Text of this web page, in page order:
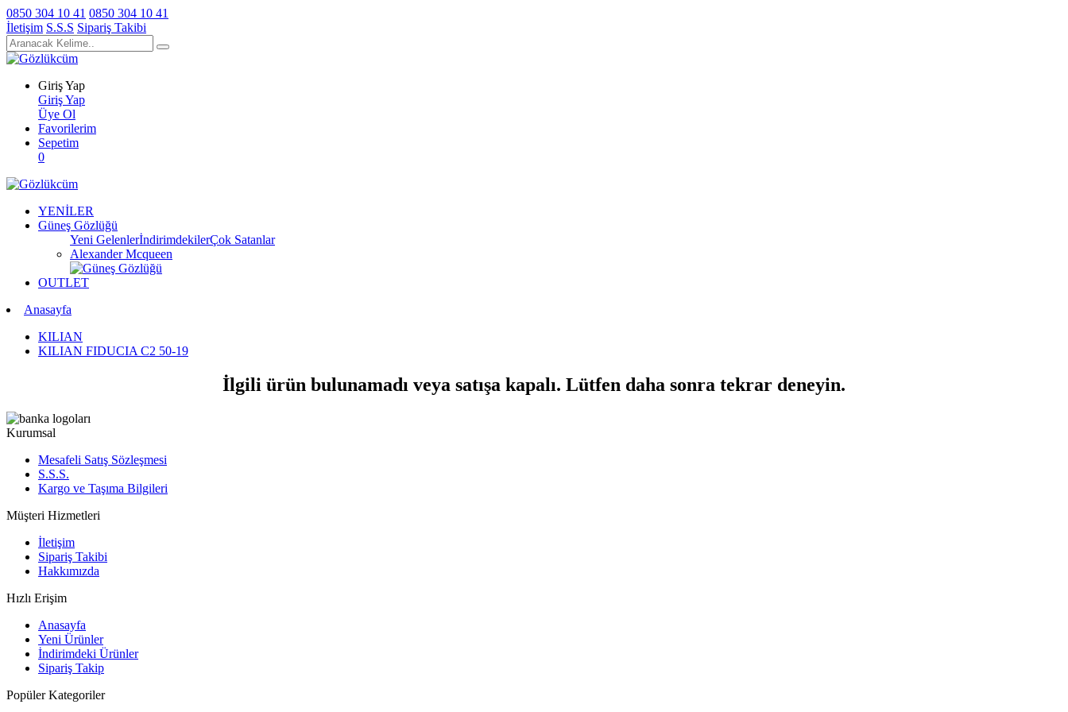
0850 304 10 41 0850 304 10 41
İletişim S.S.S Sipariş Takibi
Giriş Yap
Giriş Yap
Üye Ol
Favorilerim
Sepetim
0
YENİLER
Güneş Gözlüğü
Yeni GelenlerİndirimdekilerÇok Satanlar
Alexander Mcqueen
OUTLET
Anasayfa
KILIAN
KILIAN FIDUCIA C2 50-19
İlgili ürün bulunamadı veya satışa kapalı. Lütfen daha sonra tekrar deneyin.
Kurumsal
Mesafeli Satış Sözleşmesi
S.S.S.
Kargo ve Taşıma Bilgileri
Müşteri Hizmetleri
İletişim
Sipariş Takibi
Hakkımızda
Hızlı Erişim
Anasayfa
Yeni Ürünler
İndirimdeki Ürünler
Sipariş Takip
Popüler Kategoriler